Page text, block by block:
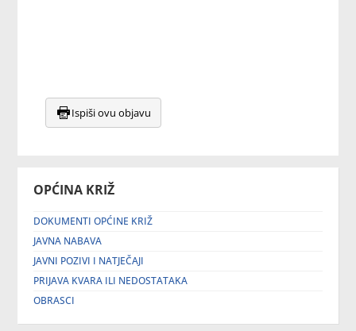
OPĆINA KRIŽ
DOKUMENTI OPĆINE KRIŽ
JAVNA NABAVA
JAVNI POZIVI I NATJEČAJI
PRIJAVA KVARA ILI NEDOSTATAKA
OBRASCI
Ispiši ovu objavu